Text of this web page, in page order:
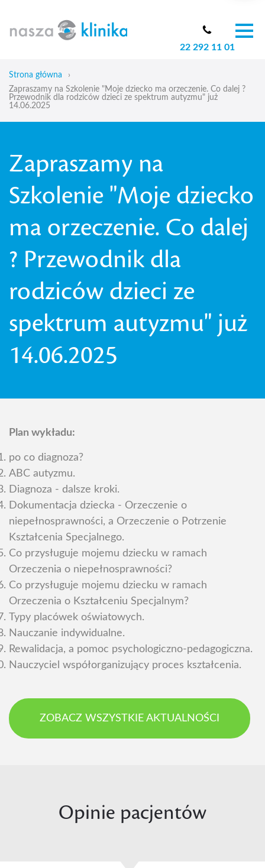
Oferta
Blog
22 292 11 01
Strona główna
›
Zapraszamy na Szkolenie "Moje dziecko ma orzeczenie. Co dalej ?
Przewodnik dla rodziców dzieci ze spektrum autyzmu" już
14.06.2025
Zapraszamy na
Szkolenie "Moje dziecko
ma orzeczenie. Co dalej
? Przewodnik dla
rodziców dzieci ze
spektrum autyzmu" już
14.06.2025
Plan wykładu:
po co diagnoza?
ABC autyzmu.
Diagnoza - dalsze kroki.
Dokumentacja dziecka - Orzeczenie o
niepełnosprawności, a Orzeczenie o Potrzenie
Kształcenia Specjalnego.
Co przysługuje mojemu dziecku w ramach
Orzeczenia o niepełnosprawności?
Co przysługuje mojemu dziecku w ramach
Orzeczenia o Kształceniu Specjalnym?
Typy placówek oświatowych.
Nauczanie indywidualne.
Rewalidacja, a pomoc psychologiczno-pedagogiczna.
Nauczyciel współorganizujący proces kształcenia.
ZOBACZ WSZYSTKIE AKTUALNOŚCI
Opinie pacjentów